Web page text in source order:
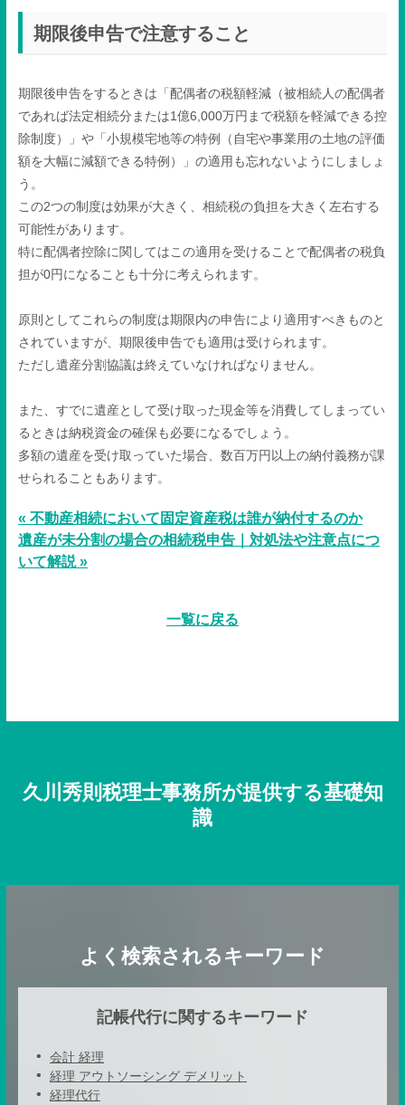
期限後申告で注意すること
期限後申告をするときは「配偶者の税額軽減（被相続人の配偶者
であれば法定相続分または1億6,000万円まで税額を軽減できる控
除制度）」や「小規模宅地等の特例（自宅や事業用の土地の評価
額を大幅に減額できる特例）」の適用も忘れないようにしましょ
う。
この2つの制度は効果が大きく、相続税の負担を大きく左右する
可能性があります。
特に配偶者控除に関してはこの適用を受けることで配偶者の税負
担が0円になることも十分に考えられます。
原則としてこれらの制度は期限内の申告により適用すべきものと
されていますが、期限後申告でも適用は受けられます。
ただし遺産分割協議は終えていなければなりません。
また、すでに遺産として受け取った現金等を消費してしまってい
るときは納税資金の確保も必要になるでしょう。
多額の遺産を受け取っていた場合、数百万円以上の納付義務が課
せられることもあります。
« 不動産相続において固定資産税は誰が納付するのか
遺産が未分割の場合の相続税申告｜対処法や注意点につ
いて解説 »
一覧に戻る
久川秀則税理士事務所が提供する基礎知
識
よく検索されるキーワード
記帳代行に関するキーワード
会計 経理
経理 アウトソーシング デメリット
経理代行